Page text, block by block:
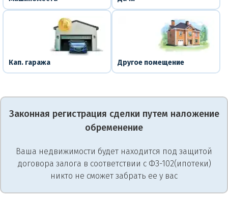
Кап. гаража Другое помещение
Законная регистрация сделки путем наложение
обременение
Ваша недвижимости будет находится под защитой
договора залога в соответствии с ФЗ-102(ипотеки)
никто не сможет забрать ее у вас